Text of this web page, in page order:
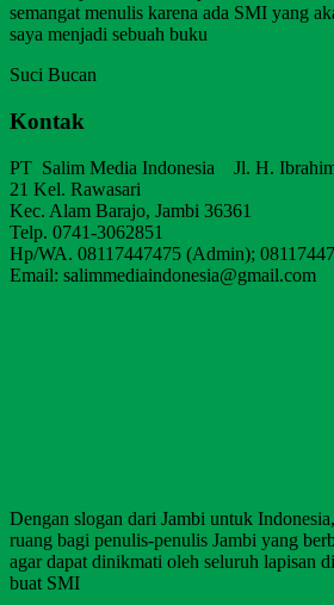
semangat menulis karena ada SMI yang
saya menjadi sebuah buku
Suci Bucan
Kontak
PT Salim Media Indonesia Jl. H.
21 Kel. Rawasari
Kec. Alam Barajo, Jambi 36361
Telp. 0741-3062851
Hp/WA. 08117447475 (Admin);
Email: salimmediaindonesia@gmail.com
Dengan slogan dari Jambi untuk
ruang bagi penulis-penulis Jambi yang
agar dapat dinikmati oleh seluruh lapisan
buat SMI